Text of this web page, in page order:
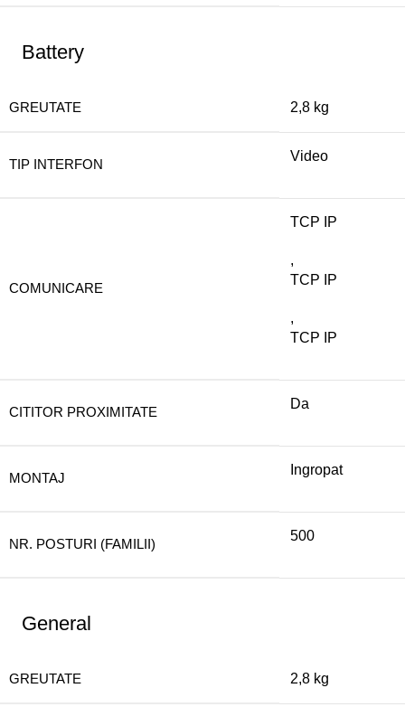
Battery
GREUTATE 2,8 kg
TIP INTERFON
Video
COMUNICARE
TCP IP
,
TCP IP
,
TCP IP
CITITOR PROXIMITATE
Da
MONTAJ
Ingropat
NR. POSTURI (FAMILII)
500
General
GREUTATE 2,8 kg